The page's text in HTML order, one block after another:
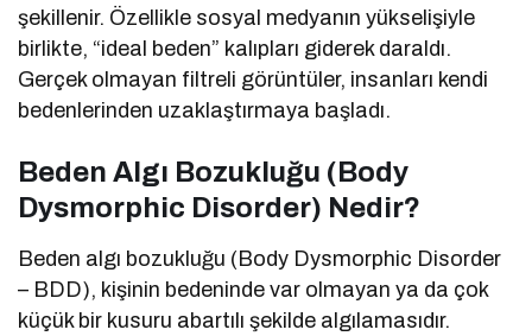
şekillenir. Özellikle sosyal medyanın yükselişiyle
birlikte, “ideal beden” kalıpları giderek daraldı.
Gerçek olmayan filtreli görüntüler, insanları kendi
bedenlerinden uzaklaştırmaya başladı.
Beden Algı Bozukluğu (Body
Dysmorphic Disorder) Nedir?
Beden algı bozukluğu (Body Dysmorphic Disorder
– BDD), kişinin bedeninde var olmayan ya da çok
küçük bir kusuru abartılı şekilde algılamasıdır.